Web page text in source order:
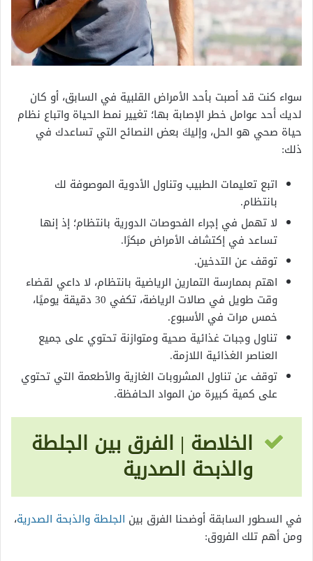
سواء كنت قد أصبت بأحد الأمراض القلبية في السابق، أو كان
لديك أحد عوامل خطر الإصابة بها؛ تغيير نمط الحياة واتباع نظام
حياة صحي هو الحل، وإليكَ بعض النصائح التي تساعدك في
ذلك:
اتبع تعليمات الطبيب وتناول الأدوية الموصوفة لك
بانتظام.
لا تهمل في إجراء الفحوصات الدورية بانتظام؛ إذ إنها
تساعد في إكتشاف الأمراض مبكرًا.
توقف عن التدخين.
اهتم بممارسة التمارين الرياضية بانتظام، لا داعي لقضاء
وقت طويل في صالات الرياضة، تكفي 30 دقيقة يوميًا،
خمس مرات في الأسبوع.
تناول وجبات غذائية صحية ومتوازنة تحتوي على جميع
العناصر الغذائية اللازمة.
توقف عن تناول المشروبات الغازية والأطعمة التي تحتوي
على كمية كبيرة من المواد الحافظة.
الخلاصة | الفرق بين الجلطة
والذبحة الصدرية
في السطور السابقة أوضحنا الفرق بين الجلطة والذبحة الصدرية،
ومن أهم تلك الفروق: